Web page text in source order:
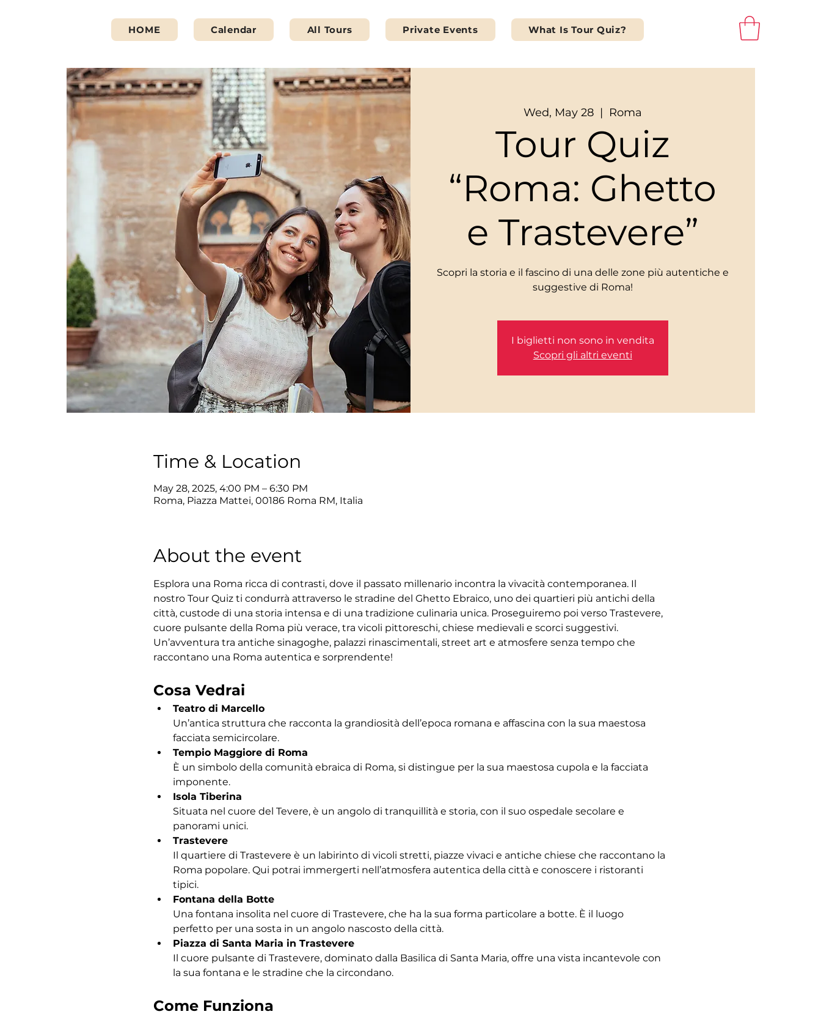
HOME Calendar All Tours Private Events What Is Tour Quiz?
Wed, May 28
  |
Roma
Tour Quiz
“Roma: Ghetto
e Trastevere”
Scopri la storia e il fascino di una delle zone più autentiche e
I biglietti non sono in vendita
Scopri gli altri eventi
Time & Location
May 28, 2025, 4:00 PM – 6:30 PM
Roma, Piazza Mattei, 00186 Roma RM, Italia
About the event
Esplora una Roma ricca di contrasti, dove il passato millenario incontra la vivacità contemporanea. Il
nostro Tour Quiz ti condurrà attraverso le stradine del Ghetto Ebraico, uno dei quartieri più antichi della
città, custode di una storia intensa e di una tradizione culinaria unica. Proseguiremo poi verso Trastevere,
cuore pulsante della Roma più verace, tra vicoli pittoreschi, chiese medievali e scorci suggestivi.
Un’avventura tra antiche sinagoghe, palazzi rinascimentali, street art e atmosfere senza tempo che
raccontano una Roma autentica e sorprendente!
Cosa Vedrai
Teatro di Marcello
Un’antica struttura che racconta la grandiosità dell’epoca romana e affascina con la sua maestosa
facciata semicircolare.
Tempio Maggiore di Roma
È un simbolo della comunità ebraica di Roma, si distingue per la sua maestosa cupola e la facciata
imponente.
Isola Tiberina
Situata nel cuore del Tevere, è un angolo di tranquillità e storia, con il suo ospedale secolare e
panorami unici.
Trastevere
Il quartiere di Trastevere è un labirinto di vicoli stretti, piazze vivaci e antiche chiese che raccontano la
Roma popolare. Qui potrai immergerti nell’atmosfera autentica della città e conoscere i ristoranti
tipici.
Fontana della Botte
Una fontana insolita nel cuore di Trastevere, che ha la sua forma particolare a botte. È il luogo
perfetto per una sosta in un angolo nascosto della città.
Piazza di Santa Maria in Trastevere
Il cuore pulsante di Trastevere, dominato dalla Basilica di Santa Maria, offre una vista incantevole con
la sua fontana e le stradine che la circondano.
Come Funziona